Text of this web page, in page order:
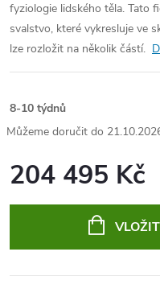
fyziologie lidského těla. Tato
svalstvo, které vykresluje ve
lze rozložit na několik částí.
8-10 týdnů
204 495 Kč